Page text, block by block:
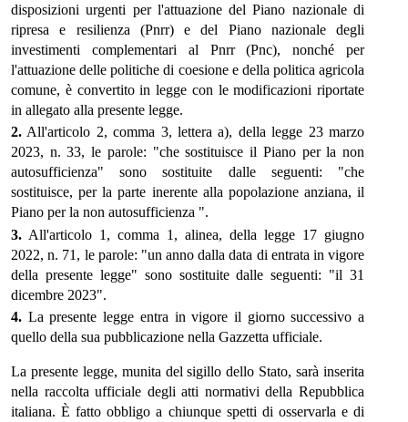
disposizioni urgenti per l'attuazione del Piano nazionale di
ripresa e resilienza (Pnrr) e del Piano nazionale degli
investimenti complementari al Pnrr (Pnc), nonché per
l'attuazione delle politiche di coesione e della politica agricola
comune, è convertito in legge con le modificazioni riportate
in allegato alla presente legge.
2. All'articolo 2, comma 3, lettera a), della legge 23 marzo
2023, n. 33, le parole: "che sostituisce il Piano per la non
autosufficienza" sono sostituite dalle seguenti: "che
sostituisce, per la parte inerente alla popolazione anziana, il
Piano per la non autosufficienza ".
3. All'articolo 1, comma 1, alinea, della legge 17 giugno
2022, n. 71, le parole: "un anno dalla data di entrata in vigore
della presente legge" sono sostituite dalle seguenti: "il 31
dicembre 2023".
4. La presente legge entra in vigore il giorno successivo a
quello della sua pubblicazione nella Gazzetta ufficiale.
La presente legge, munita del sigillo dello Stato, sarà inserita
nella raccolta ufficiale degli atti normativi della Repubblica
italiana. È fatto obbligo a chiunque spetti di osservarla e di